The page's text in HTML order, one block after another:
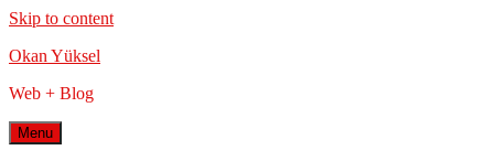
Skip to content
Okan Yüksel
Web + Blog
Menu